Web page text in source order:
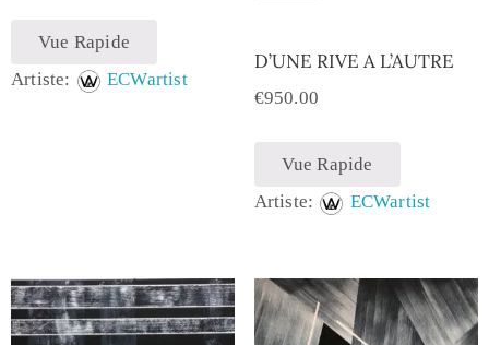
Vue Rapide
Artiste:
ECWartist
D’UNE RIVE A L’AUTRE
€950.00
Vue Rapide
Artiste:
ECWartist